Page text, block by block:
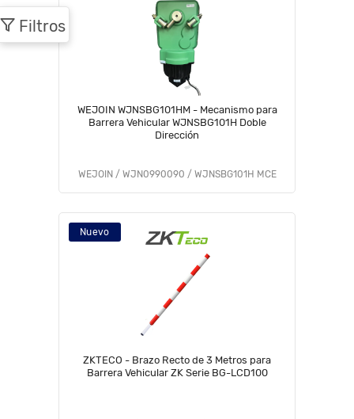
WEJOIN WJNSBG101HM - Mecanismo para
Barrera Vehicular WJNSBG101H Doble
Dirección
WEJOIN / WJN0990090 / WJNSBG101H MCE
Nuevo
ZKTECO - Brazo Recto de 3 Metros para
Barrera Vehicular ZK Serie BG-LCD100
Filtros